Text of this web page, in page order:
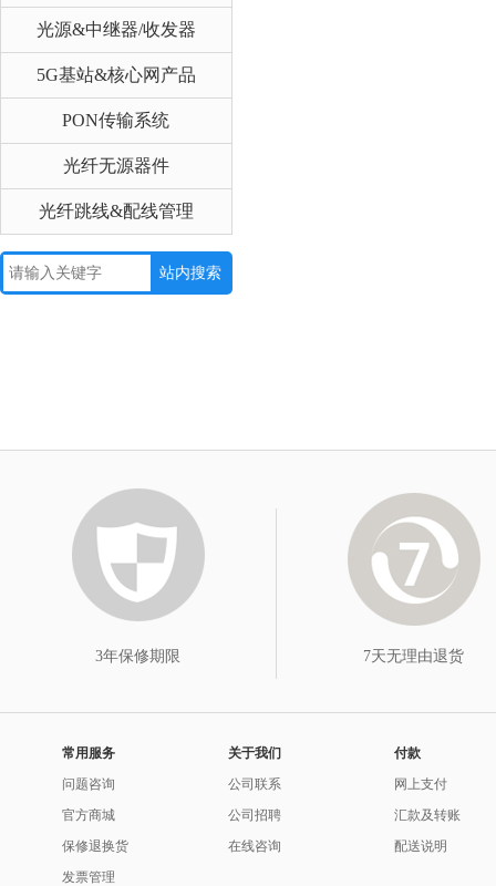
光源&中继器/收发器
5G基站&核心网产品
PON传输系统
光纤无源器件
光纤跳线&配线管理
3年保修期限 7天无理由退货
常用服务
问题咨询
官方商城
保修退换货
发票管理
关于我们
公司联系
公司招聘
在线咨询
付款
网上支付
汇款及转账
配送说明